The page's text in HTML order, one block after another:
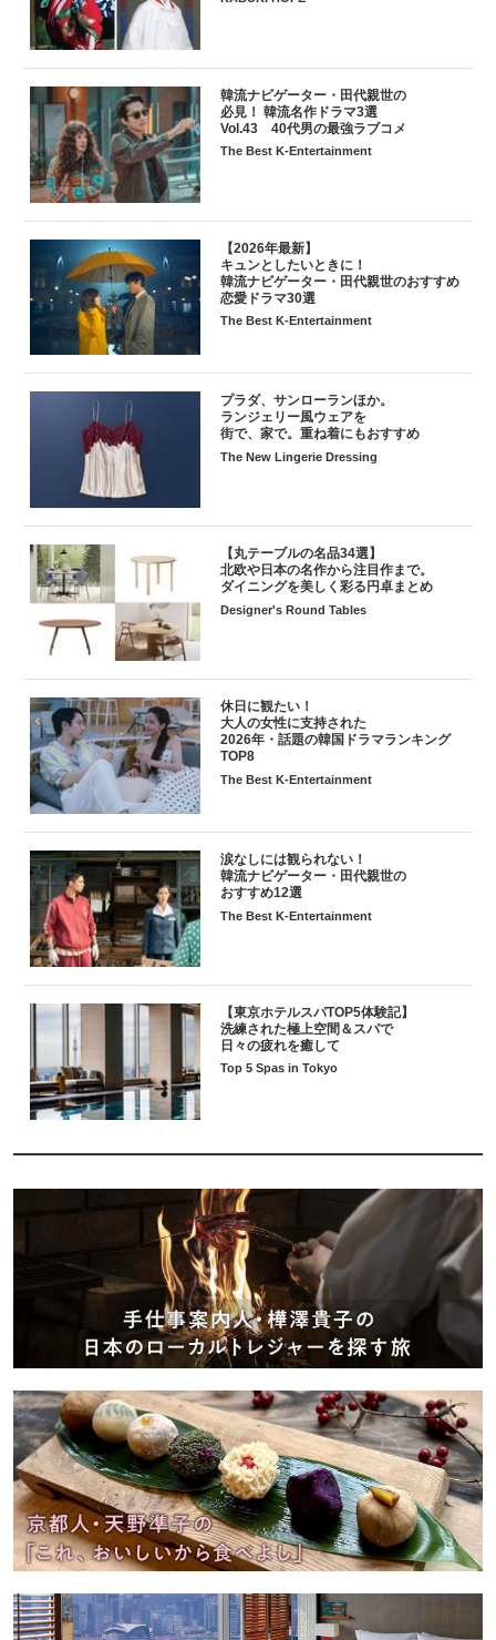
韓流ナビゲーター・田代親世の
必見！ 韓流名作ドラマ3選
Vol.43 40代男の最強ラブコメ
The Best K-Entertainment
【2026年最新】
キュンとしたいときに！
韓流ナビゲーター・田代親世のおすすめ
恋愛ドラマ30選
The Best K-Entertainment
プラダ、サンローランほか。
ランジェリー風ウェアを
街で、家で。重ね着にもおすすめ
The New Lingerie Dressing
【丸テーブルの名品34選】
北欧や日本の名作から注目作まで。
ダイニングを美しく彩る円卓まとめ
Designer's Round Tables
休日に観たい！
大人の女性に支持された
2026年・話題の韓国ドラマランキング
TOP8
The Best K-Entertainment
涙なしには観られない！
韓流ナビゲーター・田代親世の
おすすめ12選
The Best K-Entertainment
【東京ホテルスパTOP5体験記】
洗練された極上空間＆スパで
日々の疲れを癒して
Top 5 Spas in Tokyo